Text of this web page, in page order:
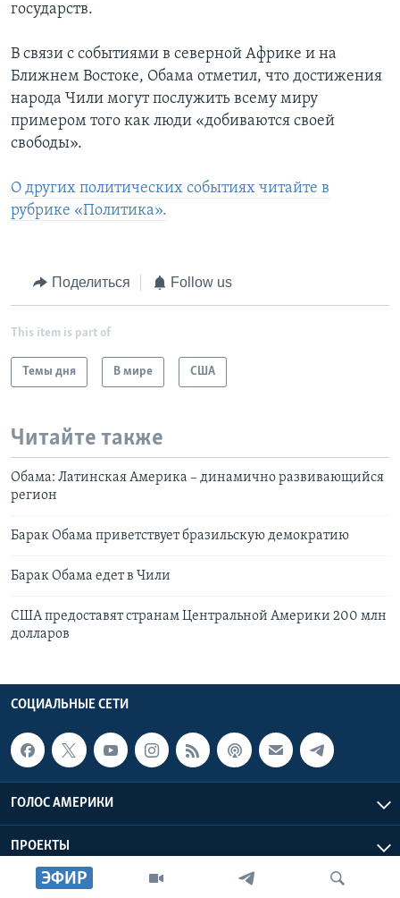
ЭФИР
государств.
В связи с событиями в северной Африке и на
Ближнем Востоке, Обама отметил, что достижения
народа Чили могут послужить всему миру
примером того как люди «добиваются своей
свободы».
О других политических событиях читайте в
рубрике «Политика».
Поделиться Follow us
This item is part of
Темы дня В мире США
Читайте также
Обама: Латинская Америка – динамично развивающийся
регион
Барак Обама приветствует бразильскую демократию
Барак Обама едет в Чили
США предоставят странам Центральной Америки 200 млн
долларов
СОЦИАЛЬНЫЕ СЕТИ
ГОЛОС АМЕРИКИ
ПРОЕКТЫ